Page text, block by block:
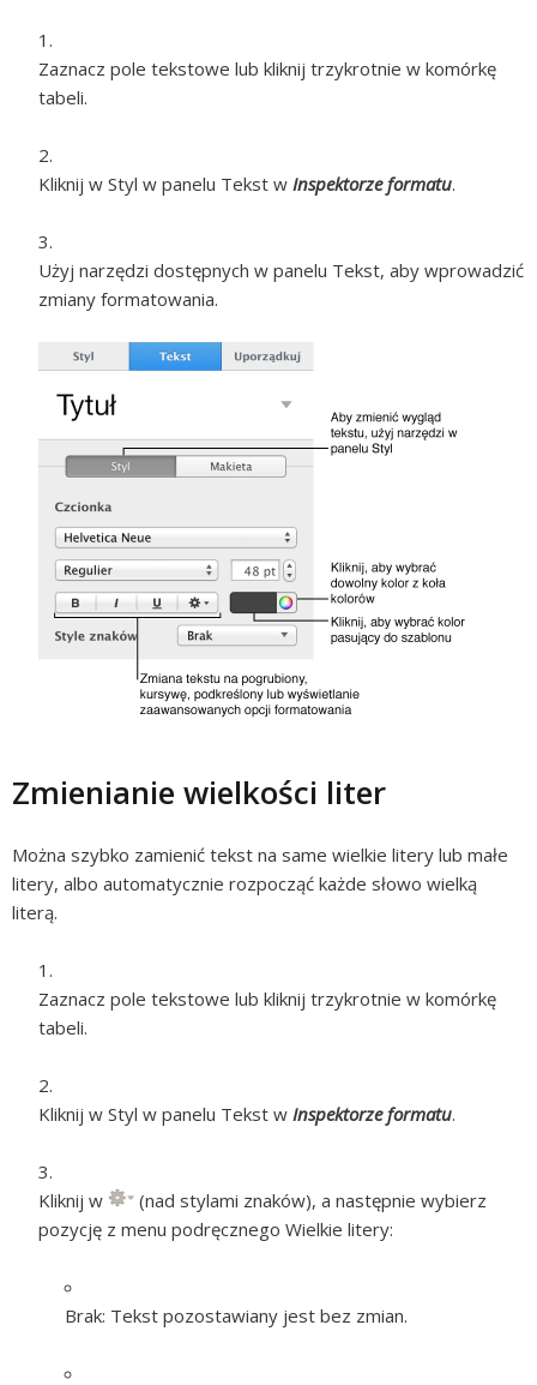
Zaznacz pole tekstowe lub kliknij trzykrotnie w komórkę
tabeli.
Kliknij w Styl w panelu Tekst w Inspektorze formatu.
Użyj narzędzi dostępnych w panelu Tekst, aby wprowadzić
zmiany formatowania.
Zmienianie wielkości liter
Można szybko zamienić tekst na same wielkie litery lub małe
litery, albo automatycznie rozpocząć każde słowo wielką
literą.
Zaznacz pole tekstowe lub kliknij trzykrotnie w komórkę
tabeli.
Kliknij w Styl w panelu Tekst w Inspektorze formatu.
Kliknij w
(nad stylami znaków), a następnie wybierz
pozycję z menu podręcznego Wielkie litery:
Brak: Tekst pozostawiany jest bez zmian.